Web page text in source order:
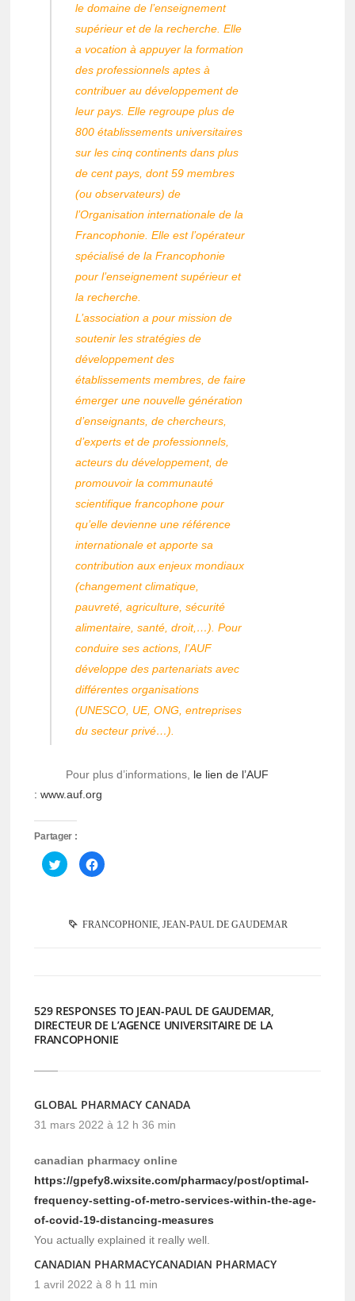
le domaine de l’enseignement
supérieur et de la recherche. Elle
a vocation à appuyer la formation
des professionnels aptes à
contribuer au développement de
leur pays. Elle regroupe plus de
800 établissements universitaires
sur les cinq continents dans plus
de cent pays, dont 59 membres
(ou observateurs) de
l’Organisation internationale de la
Francophonie. Elle est l’opérateur
spécialisé de la Francophonie
pour l’enseignement supérieur et
la recherche.
L’association a pour mission de
soutenir les stratégies de
développement des
établissements membres, de faire
émerger une nouvelle génération
d’enseignants, de chercheurs,
d’experts et de professionnels,
acteurs du développement, de
promouvoir la communauté
scientifique francophone pour
qu’elle devienne une référence
internationale et apporte sa
contribution aux enjeux mondiaux
(changement climatique,
pauvreté, agriculture, sécurité
alimentaire, santé, droit,…). Pour
conduire ses actions, l’AUF
développe des partenariats avec
différentes organisations
(UNESCO, UE, ONG, entreprises
du secteur privé…).
Pour plus d’informations, le lien de l’AUF
: www.auf.org
Partager :
Cliquez
pour
partager
une
nouvelle
Cliquez
pour
une
nouvelle
FRANCOPHONIE ,JEAN-PAUL DE GAUDEMAR
529 RESPONSES TO JEAN-PAUL DE GAUDEMAR,
DIRECTEUR DE L’AGENCE UNIVERSITAIRE DE LA
FRANCOPHONIE
GLOBAL PHARMACY CANADA
31 mars 2022 à 12 h 36 min
canadian pharmacy online
https://gpefy8.wixsite.com/pharmacy/post/optimal-
frequency-setting-of-metro-services-within-the-age-
of-covid-19-distancing-measures
You actually explained it really well.
CANADIAN PHARMACYCANADIAN PHARMACY
1 avril 2022 à 8 h 11 min